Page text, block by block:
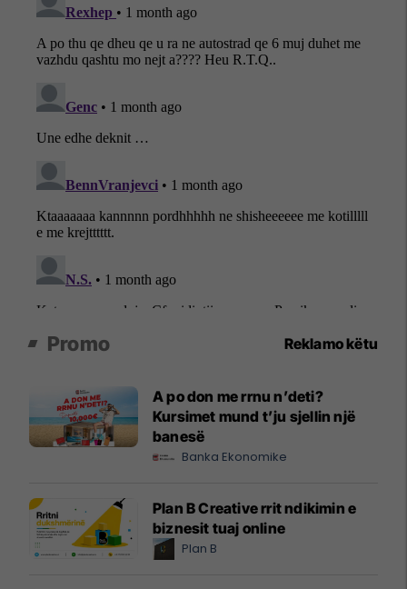
Promo Reklamo këtu
A po don me rrnu n’deti?
Kursimet mund t’ju sjellin një
banesë
Banka Ekonomike
Plan B Creative rrit ndikimin e
biznesit tuaj online
Plan B